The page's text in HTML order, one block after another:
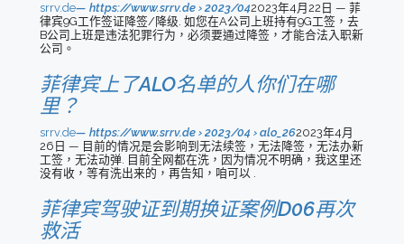
srrv.de https://www.srrv.de › 2023/042023年4月22日 — 菲
律宾9G工作签证降签/降级. 如您在A公司上班持有9G工签，去
B公司上班是违法犯罪行为，必须要通过降签，才能合法入职新
公司。
菲律宾上了ALO名单的人你们在哪
里？
srrv.de https://www.srrv.de › 2023/04 › alo_262023年4月
26日 — 目前的情况是会影响到无法续签，无法降签，无法办新
工签，无法动弹. 目前全网都在洗，因为情况不明确，我这里还
没有收，等有洗出来的，再告知，咱可以 .
菲律宾驾驶证到期换证案例D06再次
救活